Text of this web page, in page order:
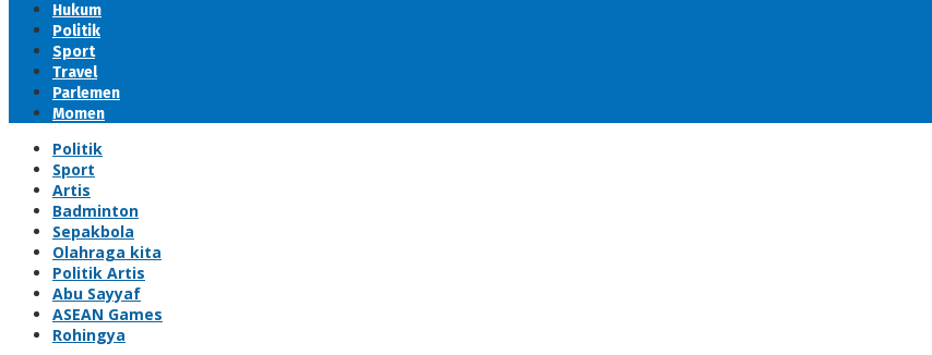
Hukum
Politik
Sport
Travel
Parlemen
Momen
Politik
Sport
Artis
Badminton
Sepakbola
Olahraga kita
Politik Artis
Abu Sayyaf
ASEAN Games
Rohingya